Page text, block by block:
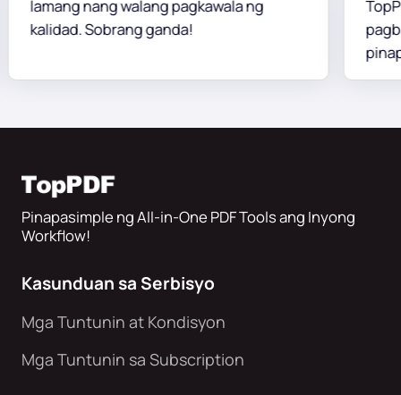
lamang nang walang pagkawala ng
kalidad. Sobrang ganda!
layout.
Pinapasimple ng All-in-One PDF Tools ang Inyong
Workflow!
Kasunduan sa Serbisyo
Mga Tuntunin at Kondisyon
Mga Tuntunin sa Subscription